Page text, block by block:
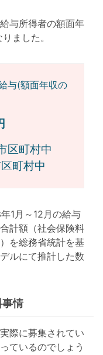
与所得者の額面年
ました。
与(額面年収の
町村中
町村中
1月～12月の給与
計額（社会保険料
を総務省統計を基
ルにて推計した数
情
際に募集されてい
ているのでしょう